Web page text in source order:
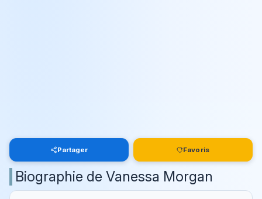
Partager Favoris
Biographie de Vanessa Morgan